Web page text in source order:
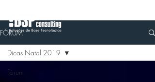
FÓRUM
Fórum
Dicas Natal 2019